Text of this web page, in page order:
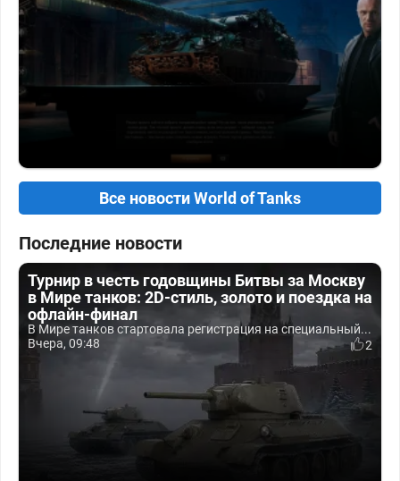
Все новости World of Tanks
Последние новости
Турнир в честь годовщины Битвы за Москву
в Мире танков: 2D-стиль, золото и поездка на
офлайн-финал
В Мире танков стартовала регистрация на специальный...
Вчера, 09:48
2